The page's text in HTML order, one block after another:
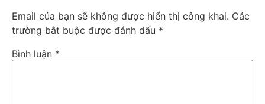
Email của bạn sẽ không được hiển thị công khai. Các
trường bắt buộc được đánh dấu *
Bình luận *